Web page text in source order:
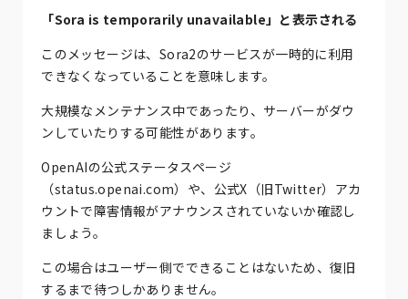
「Sora is temporarily unavailable」と表示される
このメッセージは、Sora2のサービスが一時的に利用
できなくなっていることを意味します。
大規模なメンテナンス中であったり、サーバーがダウ
ンしていたりする可能性があります。
OpenAIの公式ステータスページ
（status.openai.com）や、公式X（旧Twitter）アカ
ウントで障害情報がアナウンスされていないか確認し
ましょう。
この場合はユーザー側でできることはないため、復旧
するまで待つしかありません。